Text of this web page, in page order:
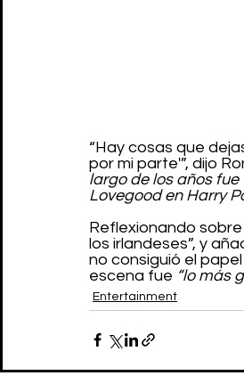
“Hay cosas que
por mi parte'”, dijo
largo de los años
Lovegood en Harry
Reflexionando
los irlandeses”, y
no consiguió el papel
escena fue “lo más
Entertainment